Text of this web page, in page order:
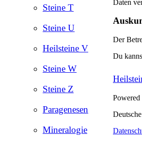
Steine T
Steine U
Heilsteine V
Steine W
Steine Z
Paragenesen
Mineralogie
Daten
Der
Du
Powered